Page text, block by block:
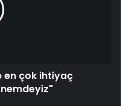
en çok ihtiyaç